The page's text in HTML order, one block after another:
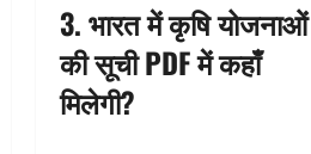
3. भारत में कृषि योजनाओं
की सूची PDF में कहाँ
मिलेगी?